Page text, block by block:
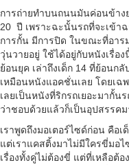
การถ่ายทำบนถนนมันค่อนข้าง
20 ปี เพราะฉะนั้นรถที่จะเข้า
การกั้น มีการปิด ในขณะที่อาร
วุ่นวายอยู่ ใช้ได้อยู่กับหนังเรื่อ
ย้อนยุค เล่าถึงเด็ก 14 ที่ย้อนก
เหมือนหนังแอคชั่นเลย โดยเฉ
เลยเป็นหนังที่ริกรถเยอะมากั้น
ว่าชอบด้วยแล้วก็เป็นอุปสรรค
เราพูดถึงมอเตอร์ไซด์ก่อน คือ
แต่เราแคสติ้งมาไม่มีใครขี่มอ
เรื่องทั้งคู่ไม่ต้องขี่ แต่ที่เหลือต้